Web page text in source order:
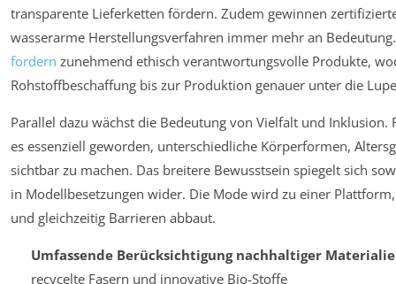
transparente Lieferketten fördern. Zudem gewinnen
wasserarme Herstellungsverfahren immer mehr an
fordern zunehmend ethisch verantwortungsvolle Produkte,
Rohstoffbeschaffung bis zur Produktion genauer unter die
Parallel dazu wächst die Bedeutung von Vielfalt und Inklusion.
es essenziell geworden, unterschiedliche Körperformen,
sichtbar zu machen. Das breitere Bewusstsein spiegelt sich
in Modellbesetzungen wider. Die Mode wird zu einer
und gleichzeitig Barrieren abbaut.
Umfassende Berücksichtigung nachhaltiger
recycelte Fasern und innovative Bio-Stoffe